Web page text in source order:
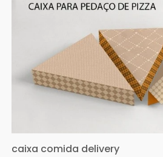
caixa comida delivery